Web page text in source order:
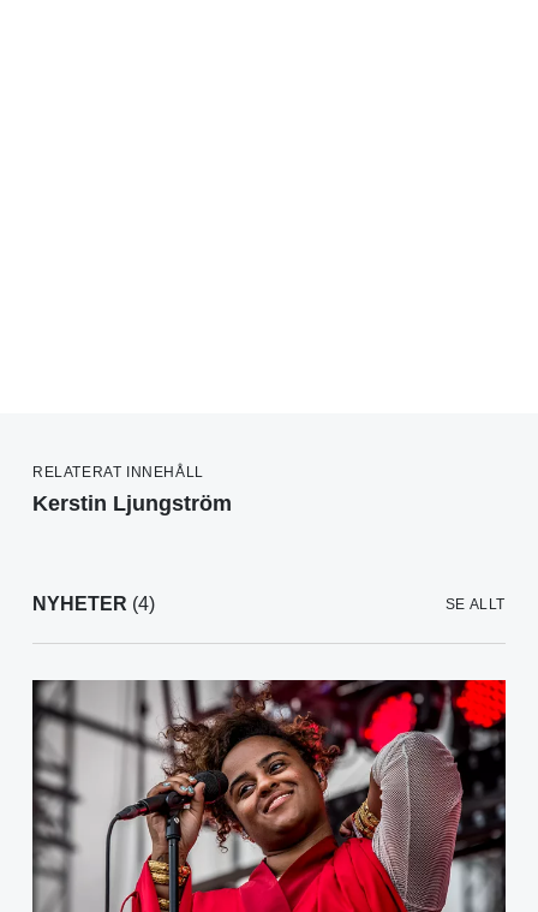
RELATERAT INNEHÅLL
Kerstin Ljungström
NYHETER (4) SE ALLT